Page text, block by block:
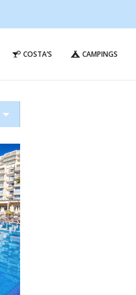
COSTA’S CAMPINGS